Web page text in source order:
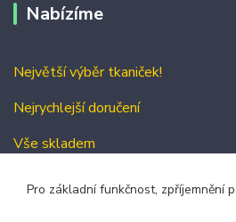
Nabízíme
Největší výběr tkaniček!
Nejrychlejší doručení
Vše skladem
Pro základní funkčnost, zpříjemnění